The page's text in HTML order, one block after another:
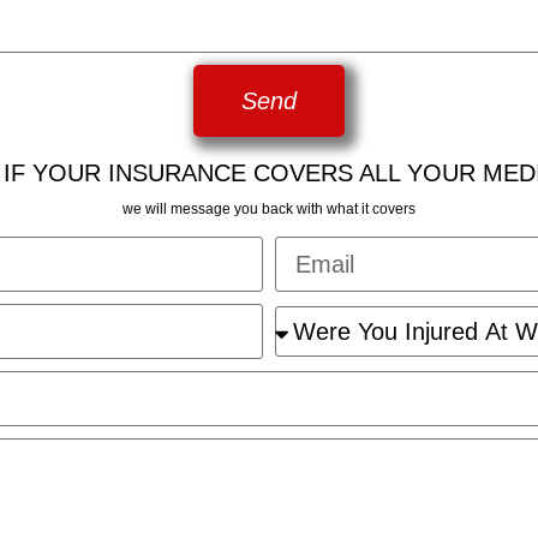
Send
YOUR INSURANCE COVERS ALL YOUR
we will message you back with what it covers